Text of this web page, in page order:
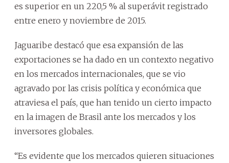
es superior en un 220,5 % al superávit registrado
entre enero y noviembre de 2015.
Jaguaribe destacó que esa expansión de las
exportaciones se ha dado en un contexto negativo
en los mercados internacionales, que se vio
agravado por las crisis política y económica que
atraviesa el país, que han tenido un cierto impacto
en la imagen de Brasil ante los mercados y los
inversores globales.
“Es evidente que los mercados quieren situaciones